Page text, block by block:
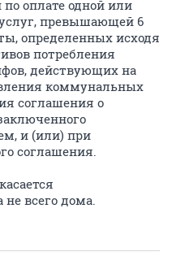
оплате одной или
превышающей 6
определенных исходя
потребления
действующих на
коммунальных
соглашения о
и (или) при
соглашения.
всего дома.